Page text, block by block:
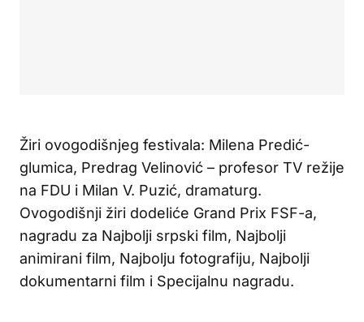
Žiri ovogodišnjeg festivala: Milena Predić-
glumica, Predrag Velinović – profesor TV režije
na FDU i Milan V. Puzić, dramaturg.
Ovogodišnji žiri dodeliće Grand Prix FSF-a,
nagradu za Najbolji srpski film, Najbolji
animirani film, Najbolju fotografiju, Najbolji
dokumentarni film i Specijalnu nagradu.